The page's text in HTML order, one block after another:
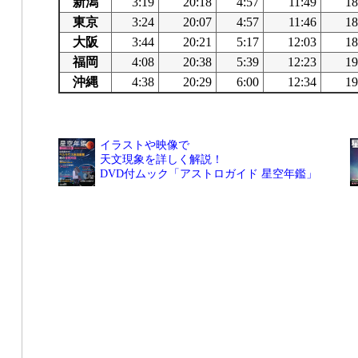
東京
3:24 20:07 4:57 11:46
大阪
3:44 20:21 5:17 12:03
福岡
4:08 20:38 5:39 12:23
沖縄
4:38 20:29 6:00 12:34
イラストや映像で
天文現象を詳しく解説！
DVD付ムック「アストロガイド 星空年鑑」